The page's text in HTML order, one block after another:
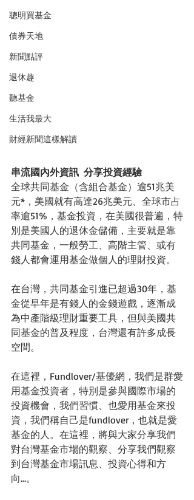
聰明買基金
債券天地
新聞點評
退休趣
聽基金
生活我最大
財經新聞這樣解讀
串流國內外資訊  分享投資經驗
全球共同基金（含組合基金）逾51兆美
元*，美國就有高達26兆美元、全球市占
率逾51%，基金投資，在美國很普遍，特
別是美國人的退休金儲備，主要就是靠
共同基金，一般勞工、高階主管、或有
錢人都會運用基金做個人的理財投資。
在台灣，共同基金引進已超過30年，基
金從早年是有錢人的金錢遊戲，逐漸成
為中產階級理財重要工具，但與美國共
同基金的普及程度，台灣還有許多成長
空間。
在這裡，Fundlover/基優網，我們是群愛
用基金投資者，特別是參與國際市場的
投資機會，我們習慣、也愛用基金來投
資，我們稱自己是fundlover，也就是愛
基金的人。在這裡，將與大家分享我們
對台灣基金市場的觀察、分享我們觀察
到台灣基金市場訊息、投資心得和方
向…。